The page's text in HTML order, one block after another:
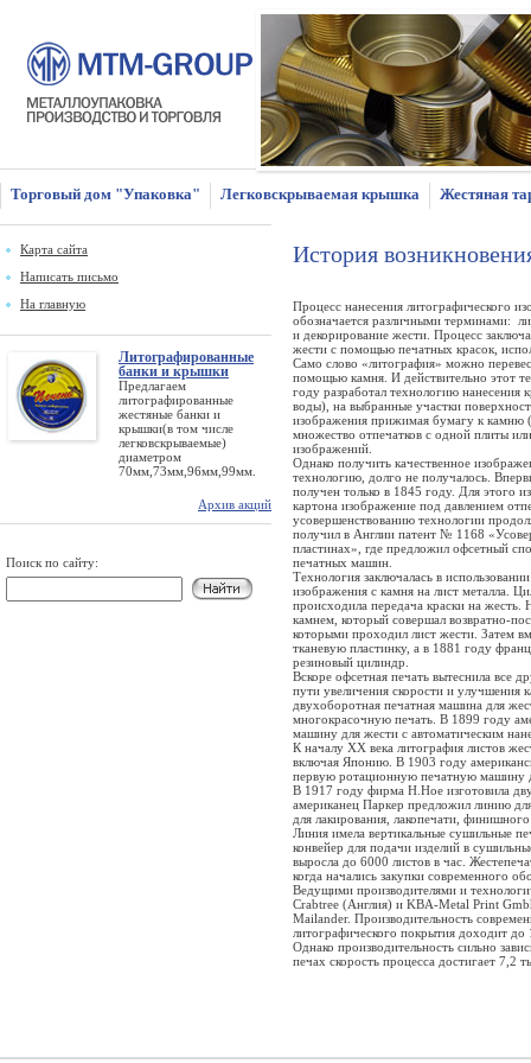
Торговый дом "Упаковка" Легковскрываемая крышка Жестяная
Карта сайта
Написать письмо
На главную
Литографированные
банки и крышки
Предлагаем
литографированные
жестяные банки и
крышки(в том числе
легковскрываемые)
диаметром
70мм,73мм,96мм,99мм.
Архив акций
Поиск по сайту:
История
Процесс нанесения литографического
обозначается различными терминами:
и декорирование жести. Процесс
жести с помощью печатных красок,
Само слово «литография» можно
помощью камня. И действительно этот
году разработал технологию
воды), на выбранные участки
изображения прижимая бумагу к камню
множество отпечатков с одной плиты
изображений.
Однако получить качественное
технологию, долго не получалось.
получен только в 1845 году. Для этого
картона изображение под давлением
усовершенствованию технологии
получил в Англии патент № 1168
пластинах», где предложил офсетный
печатных машин.
Технология заключалась в
изображения с камня на лист металла.
происходила передача краски на жесть.
камнем, который совершал возвратно-
которыми проходил лист жести. Затем
тканевую пластинку, а в 1881 году
резиновый цилиндр.
Вскоре офсетная печать вытеснила все
пути увеличения скорости и улучшения
двухоборотная печатная машина для
многокрасочную печать. В 1899 году
машину для жести с автоматическим
К началу ХХ века литография листов
включая Японию. В 1903 году
первую ротационную печатную машину
В 1917 году фирма Н.Ное изготовила
американец Паркер предложил линию
для лакирования, лакопечати,
Линия имела вертикальные сушильные
конвейер для подачи изделий в
выросла до 6000 листов в час.
когда начались закупки современного
Ведущими производителями и
Crabtree (Англия) и KBA-Metal Print
Mailander. Производительность
литографического покрытия доходит до
Однако производительность сильно
печах скорость процесса достигает 7,2